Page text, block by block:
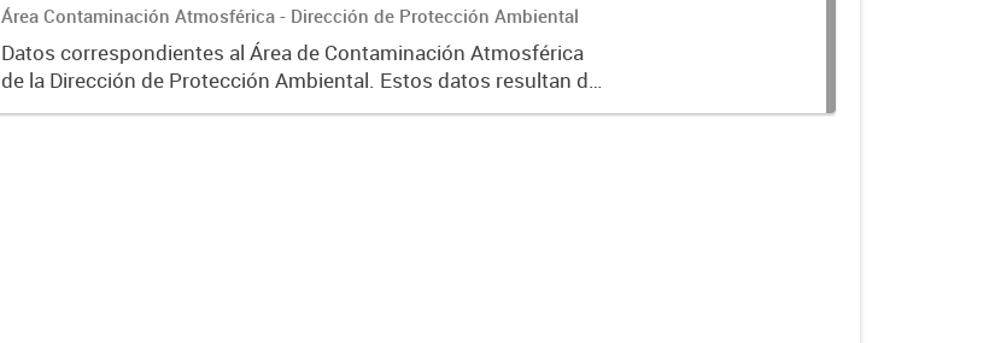
Área Contaminación Atmosférica - Dirección de Protección Ambiental
Datos correspondientes al Área de Contaminación Atmosférica
de la Dirección de Protección Ambiental. Estos datos resultan de
gran interés para correlacionarlos con los valores de